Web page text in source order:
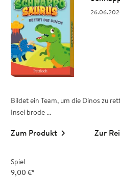
Bildet ein Team, um die Dinos zu
Insel brode ...
Zum Produkt Zur
Spiel
9,00 €*